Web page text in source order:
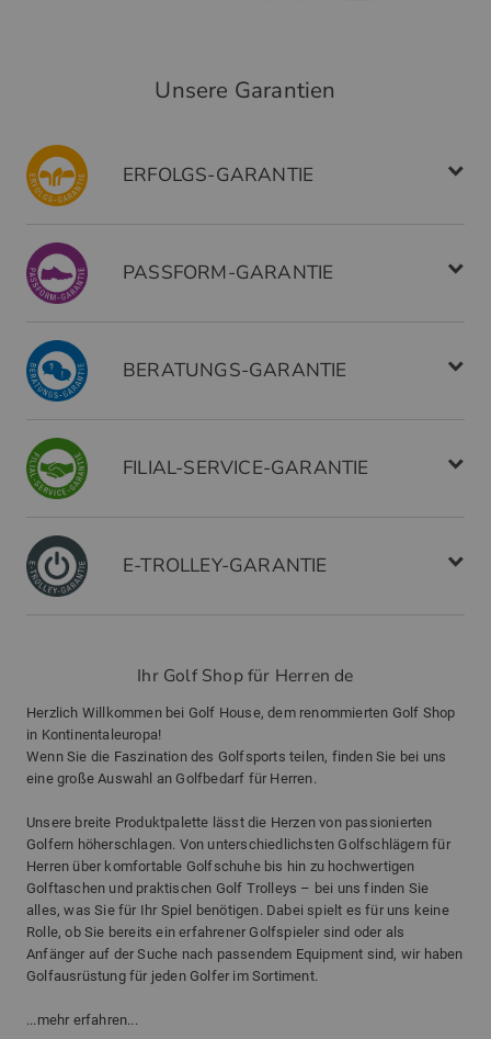
Unsere Garantien
ERFOLGS-GARANTIE
PASSFORM-GARANTIE
BERATUNGS-GARANTIE
FILIAL-SERVICE-GARANTIE
E-TROLLEY-GARANTIE
Ihr Golf Shop für Herren de
Herzlich Willkommen bei Golf House, dem renommierten Golf Shop
in Kontinentaleuropa!
Wenn Sie die Faszination des Golfsports teilen, finden Sie bei uns
eine große Auswahl an Golfbedarf für Herren.
Unsere breite Produktpalette lässt die Herzen von passionierten
Golfern höherschlagen. Von unterschiedlichsten Golfschlägern für
Herren über komfortable Golfschuhe bis hin zu hochwertigen
Golftaschen und praktischen Golf Trolleys – bei uns finden Sie
alles, was Sie für Ihr Spiel benötigen. Dabei spielt es für uns keine
Rolle, ob Sie bereits ein erfahrener Golfspieler sind oder als
Anfänger auf der Suche nach passendem Equipment sind, wir haben
Golfausrüstung für jeden Golfer im Sortiment.
...mehr erfahren...